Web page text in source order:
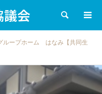
議会 検索
ループホーム はなみ【共同生